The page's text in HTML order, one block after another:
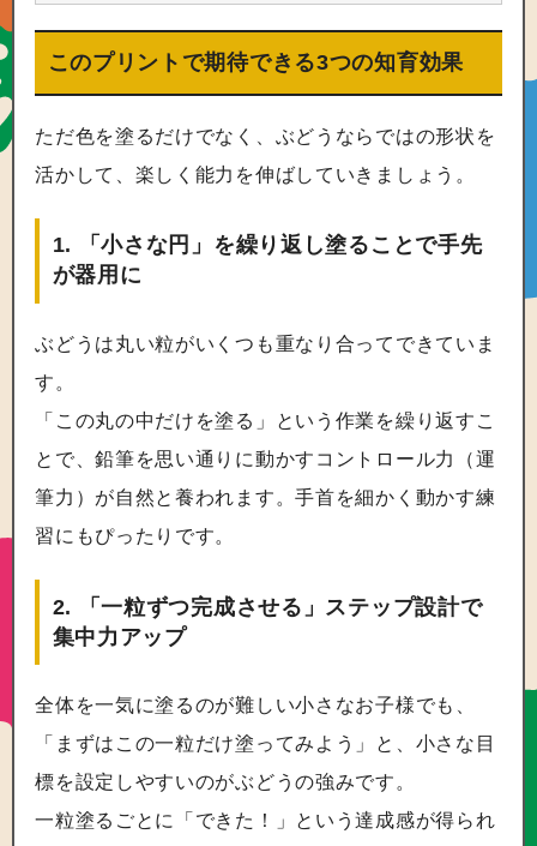
このプリントで期待できる3つの知育効果
ただ色を塗るだけでなく、ぶどうならではの形状を
活かして、楽しく能力を伸ばしていきましょう。
1. 「小さな円」を繰り返し塗ることで手先
が器用に
ぶどうは丸い粒がいくつも重なり合ってできていま
す。
「この丸の中だけを塗る」という作業を繰り返すこ
とで、鉛筆を思い通りに動かすコントロール力（運
筆力）が自然と養われます。手首を細かく動かす練
習にもぴったりです。
2. 「一粒ずつ完成させる」ステップ設計で
集中力アップ
全体を一気に塗るのが難しい小さなお子様でも、
「まずはこの一粒だけ塗ってみよう」と、小さな目
標を設定しやすいのがぶどうの強みです。
一粒塗るごとに「できた！」という達成感が得られ